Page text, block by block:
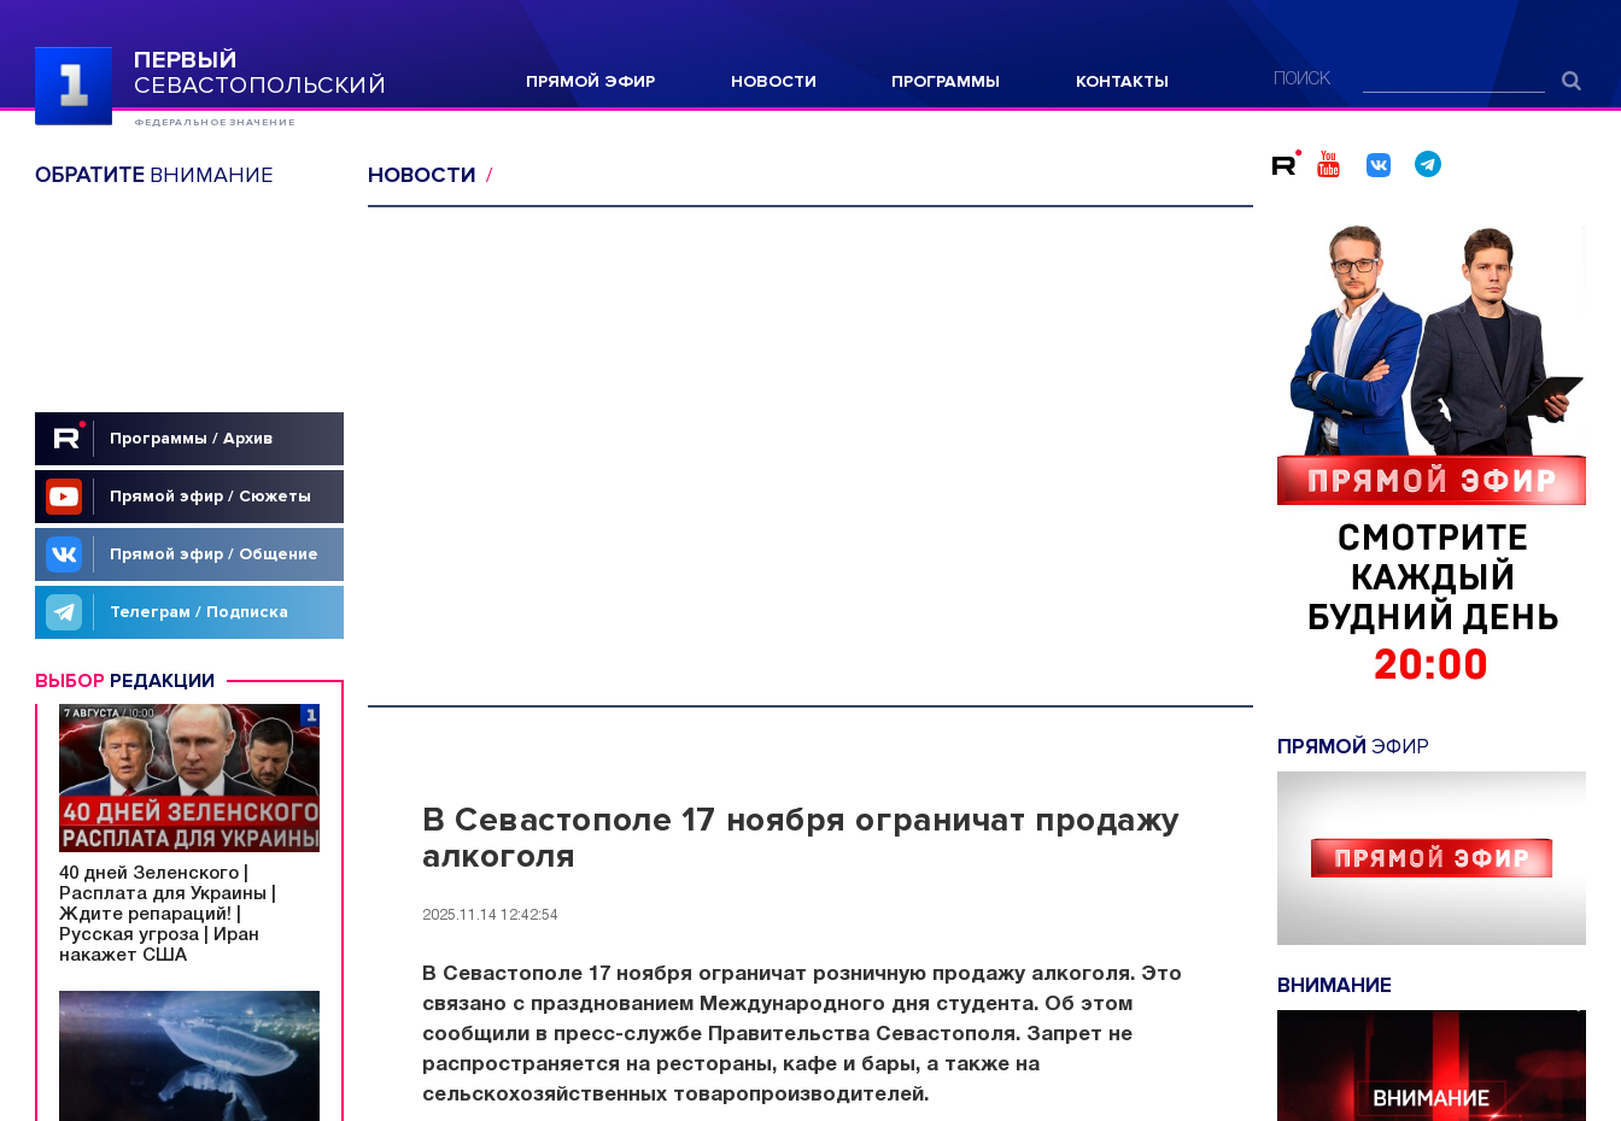
ПЕРВЫЙ
СЕВАСТОПОЛЬСКИЙ
ФЕДЕРАЛЬНОЕ ЗНАЧЕНИЕ
ПРЯМОЙ ЭФИР НОВОСТИ ПРОГРАММЫ КОНТАКТЫ ПОИСК
ОБРАТИТЕВНИМАНИЕ
Программы / Архив
Прямой эфир / Сюжеты
Прямой эфир / Общение
Телеграм / Подписка
ВЫБОР РЕДАКЦИИ
40 дней Зеленского |
Расплата для Украины |
Ждите репараций! |
Русская угроза | Иран
накажет США
НОВОСТИ
В Севастополе 17 ноября ограничат продажу
алкоголя
2025.11.14 12:42:54
В Севастополе 17 ноября ограничат розничную продажу алкоголя. Это
связано с празднованием Международного дня студента. Об этом
сообщили в пресс-службе Правительства Севастополя. Запрет не
распространяется на рестораны, кафе и бары, а также на
сельскохозяйственных товаропроизводителей.
ПРЯМОЙ ЭФИР
ВНИМАНИЕ